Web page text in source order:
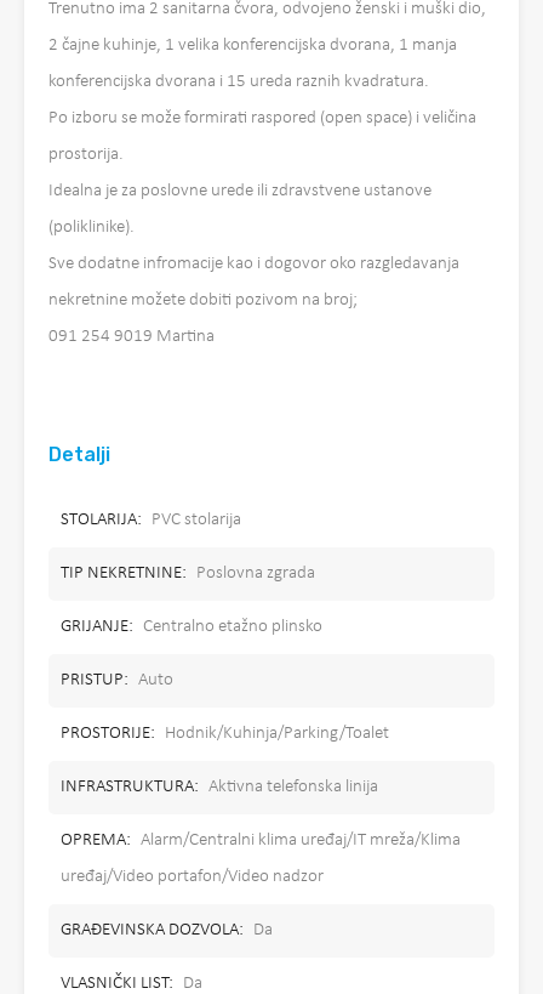
Trenutno ima 2 sanitarna čvora, odvojeno ženski i muški dio,
2 čajne kuhinje, 1 velika konferencijska dvorana, 1 manja
konferencijska dvorana i 15 ureda raznih kvadratura.
Po izboru se može formirati raspored (open space) i veličina
prostorija.
Idealna je za poslovne urede ili zdravstvene ustanove
(poliklinike).
Sve dodatne infromacije kao i dogovor oko razgledavanja
nekretnine možete dobiti pozivom na broj;
091 254 9019 Martina
Detalji
STOLARIJA: PVC stolarija
TIP NEKRETNINE: Poslovna zgrada
GRIJANJE: Centralno etažno plinsko
PRISTUP: Auto
PROSTORIJE: Hodnik/Kuhinja/Parking/Toalet
INFRASTRUKTURA: Aktivna telefonska linija
OPREMA: Alarm/Centralni klima uređaj/IT mreža/Klima
uređaj/Video portafon/Video nadzor
GRAĐEVINSKA DOZVOLA: Da
VLASNIČKI LIST: Da